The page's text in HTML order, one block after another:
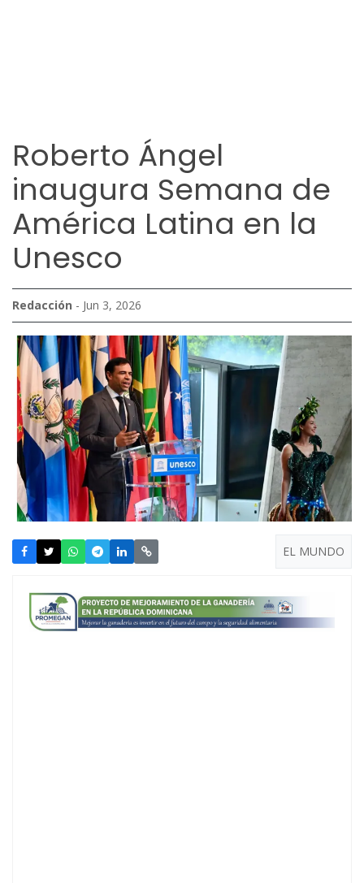
Roberto Ángel
inaugura Semana de
América Latina en la
Unesco
Redacción - Jun 3, 2026
EL MUNDO